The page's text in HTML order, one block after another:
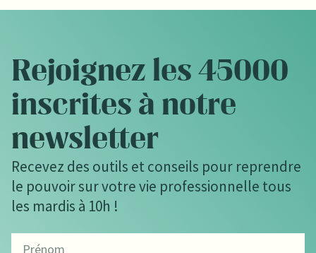
Rejoignez les 45000
inscrites à notre
newsletter
Recevez des outils et conseils pour reprendre
le pouvoir sur votre vie professionnelle tous
les mardis à 10h !